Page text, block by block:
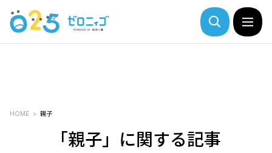
HOME 親子
「親子」に関する記事